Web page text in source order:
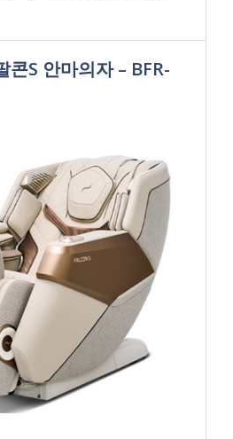
콘S 안마의자 – BFR-